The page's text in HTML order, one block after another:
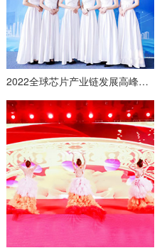
2022全球芯片产业链发展高峰论坛